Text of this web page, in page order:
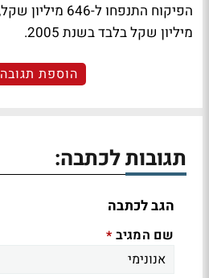
מיליון שקל בלבד בשנת 2005.
הוספת תגובה
תגובות לכתבה:
הגב לכתבה
שם המגיב *